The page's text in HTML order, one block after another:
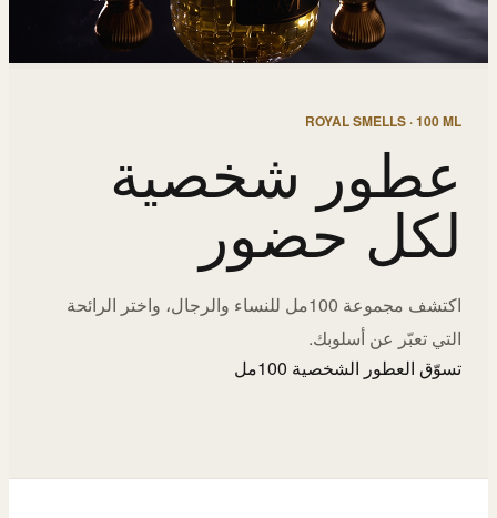
ROYAL SMELLS · 100 ML
عطور شخصية
لكل حضور
اكتشف مجموعة 100مل للنساء والرجال، واختر الرائحة
التي تعبّر عن أسلوبك.
تسوّق العطور الشخصية 100مل